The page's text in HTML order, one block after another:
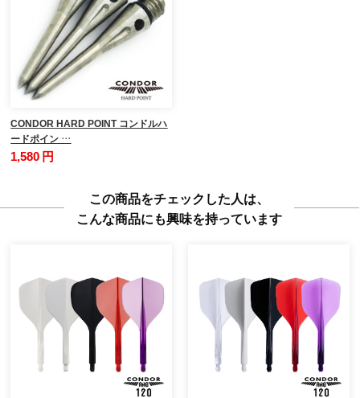
CONDOR HARD POINT コンドルハ
ードポイン …
1,580 円
この商品をチェックした人は、
こんな商品にも興味を持っています